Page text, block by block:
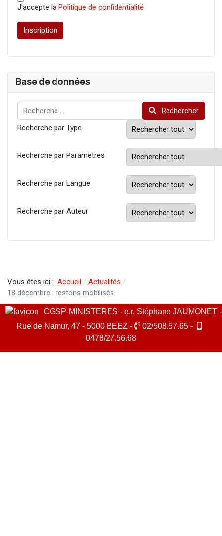
J'accepte la Politique de confidentialité
Inscription
Base de données
Rechercher
Rechercher
Recherche par Type
Recherche par Paramètres
Recherche par Langue
Recherche par Auteur
Vous êtes ici : Accueil
Actualités
18 décembre : restons mobilisés
CGSP-MINISTERES - e.r. Stéphane JAUMONET -
Rue de Namur, 47 - 5000 BEEZ -
02/508.57.65 -
0478/27.56.68